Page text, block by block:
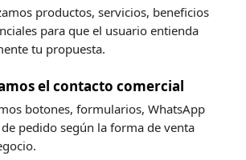
productos, servicios, beneficios
para que el usuario entienda
tu propuesta.
el contacto comercial
botones, formularios, WhatsApp
pedido según la forma de venta